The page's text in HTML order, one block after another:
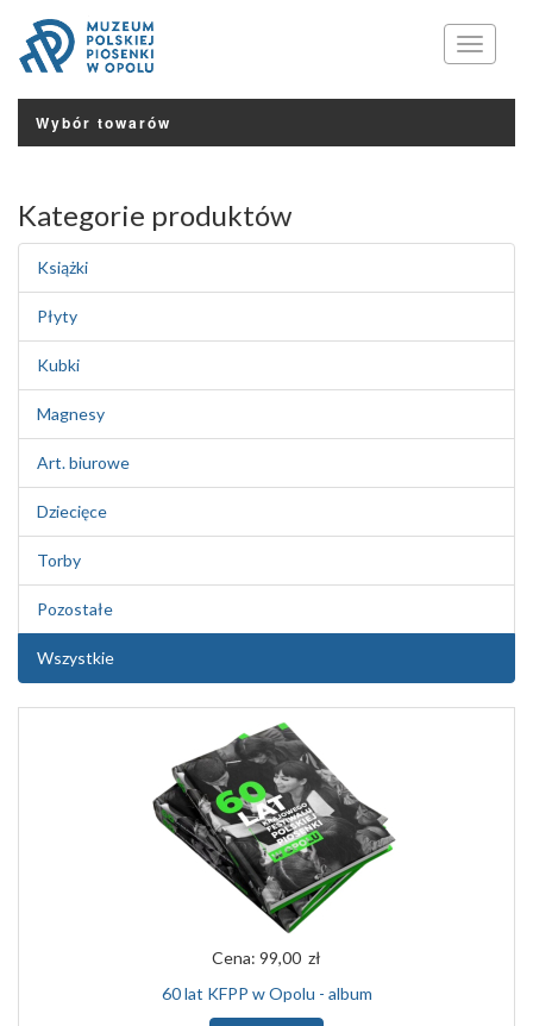
Menu
Wybór towarów
Kategorie produktów
Książki
Płyty
Kubki
Magnesy
Art. biurowe
Dziecięce
Torby
Pozostałe
Wszystkie
Cena: 99,00 zł
60 lat KFPP w Opolu - album